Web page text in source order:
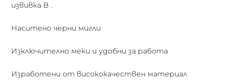
извивка B .
Наситено черни мигли
Изключително меки и удобни за работа
Изработени от висококачествен материал